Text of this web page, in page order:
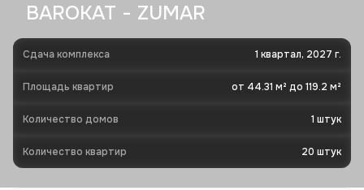
BAROKAT - ZUMAR
Сдача комплекса 1 квартал, 2027 г.
Площадь квартир от 44.31 м² до 119.2 м²
Количество домов 1 штук
Количество квартир 20 штук